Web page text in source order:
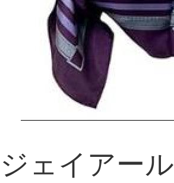
ェイアー